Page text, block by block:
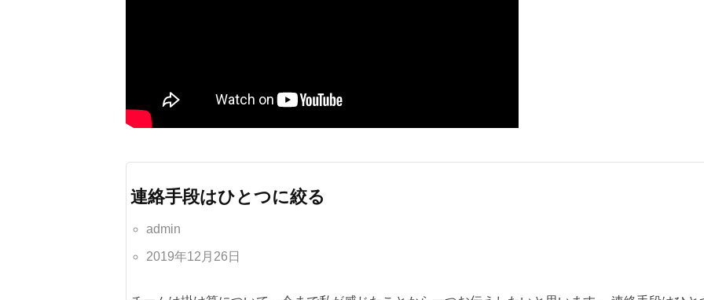
連絡手段はひとつに絞る
admin
2019年12月26日